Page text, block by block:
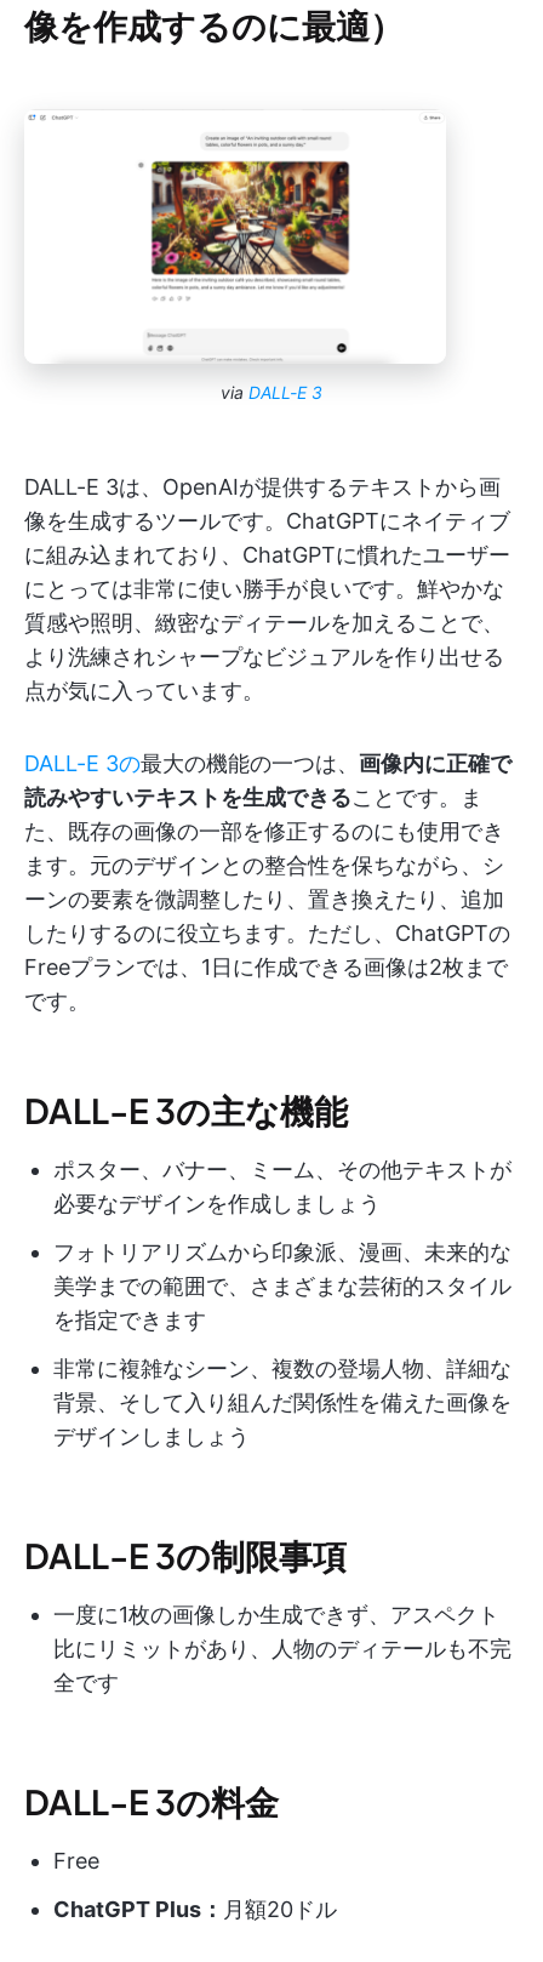
像を作成するのに最適）
via DALL-E 3
DALL-E 3は、OpenAIが提供するテキストから画
像を生成するツールです。ChatGPTにネイティブ
に組み込まれており、ChatGPTに慣れたユーザー
にとっては非常に使い勝手が良いです。鮮やかな
質感や照明、緻密なディテールを加えることで、
より洗練されシャープなビジュアルを作り出せる
点が気に入っています。
DALL-E 3の最大の機能の一つは、 画像内に正確で
読みやすいテキストを生成できることです。ま
た、既存の画像の一部を修正するのにも使用でき
ます。元のデザインとの整合性を保ちながら、シ
ーンの要素を微調整したり、置き換えたり、追加
したりするのに役立ちます。ただし、ChatGPTの
Freeプランでは、1日に作成できる画像は2枚まで
です。
DALL-E 3の主な機能
ポスター、バナー、ミーム、その他テキストが
必要なデザインを作成しましょう
フォトリアリズムから印象派、漫画、未来的な
美学までの範囲で、さまざまな芸術的スタイル
を指定できます
非常に複雑なシーン、複数の登場人物、詳細な
背景、そして入り組んだ関係性を備えた画像を
デザインしましょう
DALL-E 3の制限事項
一度に1枚の画像しか生成できず、アスペクト
比にリミットがあり、人物のディテールも不完
全です
DALL-E 3の料金
Free
ChatGPT Plus： 月額20ドル